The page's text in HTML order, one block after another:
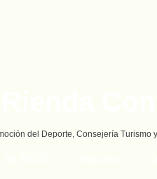
del Deporte, Consejería Turismo